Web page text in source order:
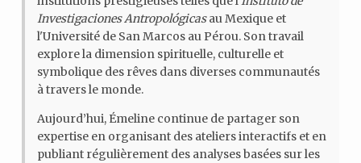
Investigaciones Antropológicasau Mexique et
l'Université de San Marcos au Pérou. Son travail
explore la dimension spirituelle, culturelle et
symbolique des rêves dans diverses communautés
à travers le monde.
Aujourd’hui, Émeline continue de partager son
expertise en organisant des ateliers interactifs et en
publiant régulièrement des analyses basées sur les